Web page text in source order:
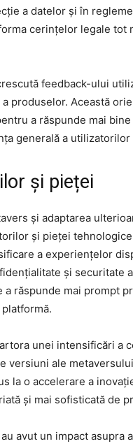
a datelor și în
cerințelor legale tot
feedback-ului
produselor. Această
a răspunde mai
generală a
și pieței
și adaptarea
și pieței
a experiențelor
și securitate
răspunde mai prompt
unei intensificări a
versiuni ale
la o accelerare a
și mai sofisticată de
avut un impact asupra